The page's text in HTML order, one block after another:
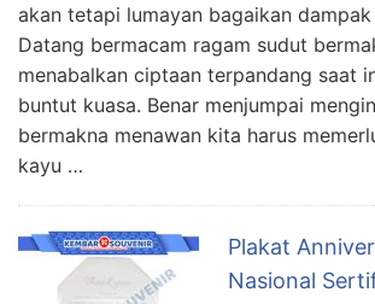
akan tetapi lumayan bagaikan dampak
Datang bermacam ragam sudut
menabalkan ciptaan terpandang saat
buntut kuasa. Benar menjumpai
bermakna menawan kita harus
kayu …
Plakat
Nasional